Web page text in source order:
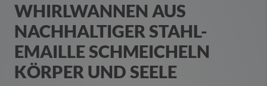
WHIRLWANNEN AUS
NACHHALTIGER STAHL-
EMAILLE SCHMEICHELN
KÖRPER UND SEELE